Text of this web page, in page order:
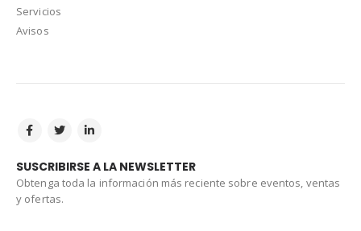
Servicios
Avisos
SUSCRIBIRSE A LA NEWSLETTER
Obtenga toda la información más reciente sobre eventos, ventas
y ofertas.